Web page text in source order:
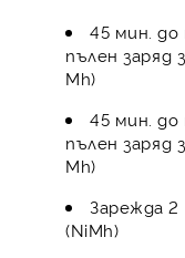
45 мин.
пълен заряд
Mh)
45 мин. до
пълен заряд
Mh)
Зарежда
(NiMh)